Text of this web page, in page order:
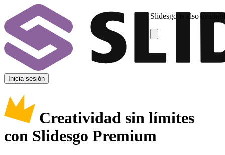
Slidesgo is also
Inicia sesión
Creatividad sin límites
con Slidesgo Premium